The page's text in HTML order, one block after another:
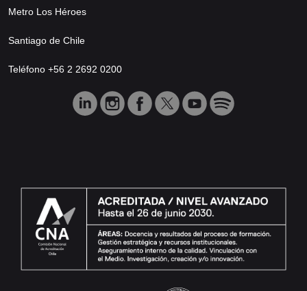
Metro Los Héroes
Santiago de Chile
Teléfono +56 2 2692 0200